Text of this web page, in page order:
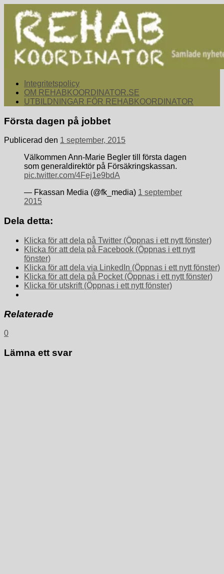
Hoppa
innehåll
rehabkoordinator.se
Samlade nyheter för dig som arbetar med att koordinera och
samordna rehabiliterande åtgärder för återgång i arbete.
Integritetspolicy
OM REHABKOORDINATOR.SE
UTBILDNINGAR FÖR REHABKOORDINATOR
Första dagen på jobbet
Publicerad den 1 september, 2015
Välkommen Ann-Marie Begler till första dagen
som generaldirektör på Försäkringskassan.
pic.twitter.com/4Fej1e9bdA
— Fkassan Media (@fk_media) 1 september
2015
Dela detta:
Klicka för att dela på Twitter (Öppnas i ett nytt fönster)
Klicka för att dela på Facebook (Öppnas i ett nytt
fönster)
Klicka för att dela via LinkedIn (Öppnas i ett nytt fönster)
Klicka för att dela på Pocket (Öppnas i ett nytt fönster)
Klicka för utskrift (Öppnas i ett nytt fönster)
Relaterade
0
Lämna ett svar